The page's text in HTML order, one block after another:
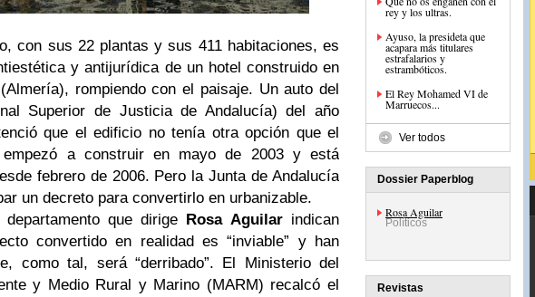
con sus 22 plantas y sus 411 habitaciones, es
y antijurídica de un hotel construido en
rompiendo con el paisaje. Un auto del
Superior de Justicia de Andalucía) del año
que el edificio no tenía otra opción que el
a construir en mayo de 2003 y está
febrero de 2006. Pero la Junta de Andalucía
un decreto para convertirlo en urbanizable.
que dirige Rosa Aguilarindican
convertido en realidad es “inviable” y han
como tal, será “derribado”. El Ministerio del
y Medio Rural y Marino (MARM) recalcó el
rey y los ultras.
Ayuso, la presideta que
acapara más titulares
estrafalarios y
estrambóticos.
El Rey Mohamed VI de
Marruecos...
Ver todos
Dossier Paperblog
Rosa Aguilar
Políticos
Revistas